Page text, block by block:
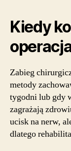
Kiedy
Zabieg
metody
tygodni lub gdy
zagrażają
ucisk na nerw,
dlatego